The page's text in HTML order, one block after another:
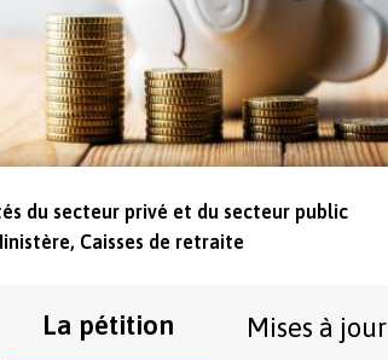
du secteur privé et du secteur public
Caisses de retraite
La pétition Mises à jour